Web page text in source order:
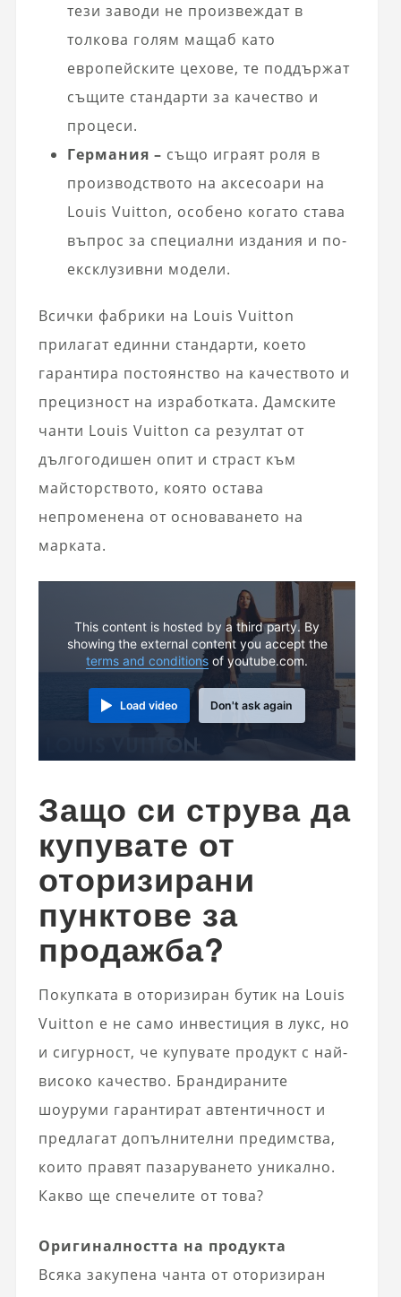
тези заводи не произвеждат в
толкова голям мащаб като
европейските цехове, те поддържат
същите стандарти за качество и
процеси.
Германия – също играят роля в
производството на аксесоари на
Louis Vuitton, особено когато става
въпрос за специални издания и по-
ексклузивни модели.
Всички фабрики на Louis Vuitton
прилагат единни стандарти, което
гарантира постоянство на качеството и
прецизност на изработката. Дамските
чанти Louis Vuitton са резултат от
дългогодишен опит и страст към
майсторството, която остава
непроменена от основаването на
марката.
This content is hosted by a third party. By
showing the external content you accept the
terms and conditions of youtube.com.
Load video Don't ask again
Защо си струва да
купувате от
оторизирани
пунктове за
продажба?
Покупката в оторизиран бутик на Louis
Vuitton е не само инвестиция в лукс, но
и сигурност, че купувате продукт с най-
високо качество. Брандираните
шоуруми гарантират автентичност и
предлагат допълнителни предимства,
които правят пазаруването уникално.
Какво ще спечелите от това?
Оригиналността на продукта
Всяка закупена чанта от оторизиран